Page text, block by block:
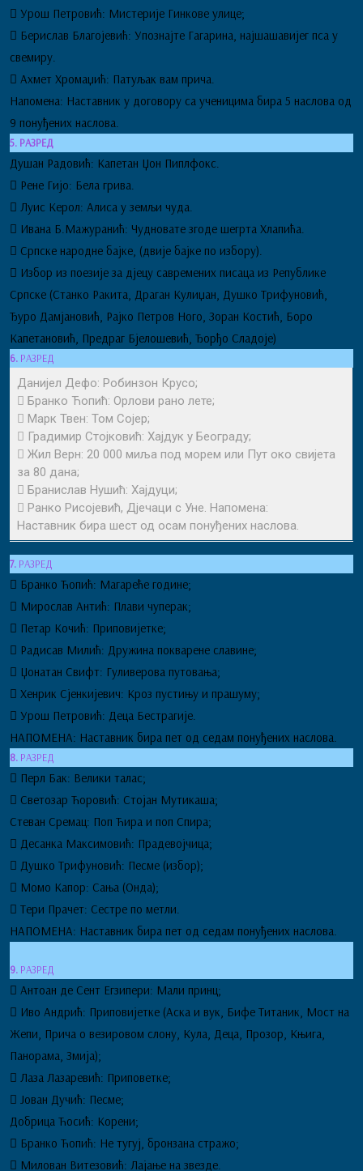
 Урош Петровић: Мистерије Гинкове улице;
 Берислав Благојевић: Упознајте Гагарина, најшашавијег пса у
свемиру.
 Ахмет Хромаџић: Патуљак вам прича.
Напомена: Наставник у договору са ученицима бира 5 наслова од
9 понуђених наслова.
5. РАЗРЕД
Душан Радовић: Капетан Џон Пиплфокс.
 Рене Гијо: Бела грива.
 Луис Керол: Алиса у земљи чуда.
 Ивана Б.Мажуранић: Чудновате згоде шегрта Хлапића.
 Српске народне бајке, (двије бајке по избору).
 Избор из поезије за дјецу савремених писаца из Републике
Српске (Станко Ракита, Драган Кулиџан, Душко Трифуновић,
Ђуро Дамјановић, Рајко Петров Ного, Зоран Костић, Боро
Капетановић, Предраг Бјелошевић, Ђорђо Сладоје)
6. РАЗРЕД
Данијел Дефо: Робинзон Крусо;
 Бранко Ћопић: Орлови рано лете;
 Марк Твен: Том Сојер;
 Градимир Стојковић: Хајдук у Београду;
 Жил Верн: 20 000 миља под морем или Пут око свијета
за 80 дана;
 Бранислав Нушић: Хајдуци;
 Ранко Рисојевић, Дјечаци с Уне. Напомена:
Наставник бира шест од осам понуђених наслова.
7. РАЗРЕД
 Бранко Ћопић: Магареће године;
 Мирослав Антић: Плави чуперак;
 Петар Кочић: Приповијетке;
 Радисав Милић: Дружина покварене славине;
 Џонатан Свифт: Гуливерова путовања;
 Хенрик Сјенкијевич: Кроз пустињу и прашуму;
 Урош Петровић: Деца Бестрагије.
НАПОМЕНА: Наставник бира пет од седам понуђених наслова.
8. РАЗРЕД
 Перл Бак: Велики талас;
 Светозар Ћоровић: Стојан Мутикаша;
Стеван Сремац: Поп Ћира и поп Спира;
 Десанка Максимовић: Прадевојчица;
 Душко Трифуновић: Песме (избор);
 Момо Капор: Сања (Онда);
 Тери Прачет: Сестре по метли.
НАПОМЕНА: Наставник бира пет од седам понуђених наслова.
9. РАЗРЕД
 Антоан де Сент Егзипери: Мали принц;
 Иво Андрић: Приповијетке (Аска и вук, Бифе Титаник, Мост на
Жепи, Прича о везировом слону, Кула, Деца, Прозор, Књига,
Панорама, Змија);
 Лаза Лазаревић: Приповетке;
 Јован Дучић: Песме;
Добрица Ћосић: Корени;
 Бранко Ћопић: Не тугуј, бронзана стражо;
 Милован Витезовић: Лајање на звезде.